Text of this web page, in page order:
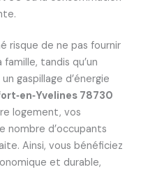
risque de ne pas fournir
tandis qu’un
gaspillage d’énergie
78730
logement, vos
nombre d’occupants
Ainsi, vous bénéficiez
et durable,